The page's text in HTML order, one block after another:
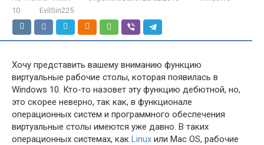
10
EvilSin225
Хочу представить вашему вниманию функцию
виртуальные рабочие столы, которая появилась в
Windows 10. Кто-то назовет эту функцию дебютной, но,
это скорее неверно, так как, в функционале
операционных систем и программного обеспечения
виртуальные столы имеются уже давно. В таких
операционных системах, как Linux или Mac OS, рабочие